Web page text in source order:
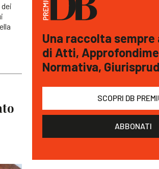
Una raccolta
di Atti,
Normativa,
SCOPRI DB
ABBONATI